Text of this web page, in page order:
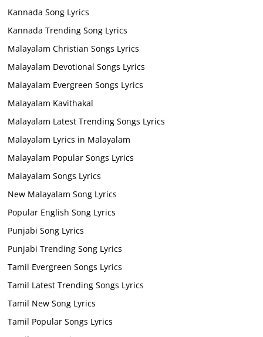
Kannada Song Lyrics
Kannada Trending Song Lyrics
Malayalam Christian Songs Lyrics
Malayalam Devotional Songs Lyrics
Malayalam Evergreen Songs Lyrics
Malayalam Kavithakal
Malayalam Latest Trending Songs Lyrics
Malayalam Lyrics in Malayalam
Malayalam Popular Songs Lyrics
Malayalam Songs Lyrics
New Malayalam Song Lyrics
Popular English Song Lyrics
Punjabi Song Lyrics
Punjabi Trending Song Lyrics
Tamil Evergreen Songs Lyrics
Tamil Latest Trending Songs Lyrics
Tamil New Song Lyrics
Tamil Popular Songs Lyrics